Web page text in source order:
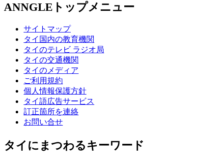
ANNGLEトップメニュー
サイトマップ
タイ国内の教育機関
タイのテレビ ラジオ局
タイの交通機関
タイのメディア
ご利用規約
個人情報保護方針
タイ語広告サービス
訂正箇所を連絡
お問い合せ
タイにまつわるキーワード